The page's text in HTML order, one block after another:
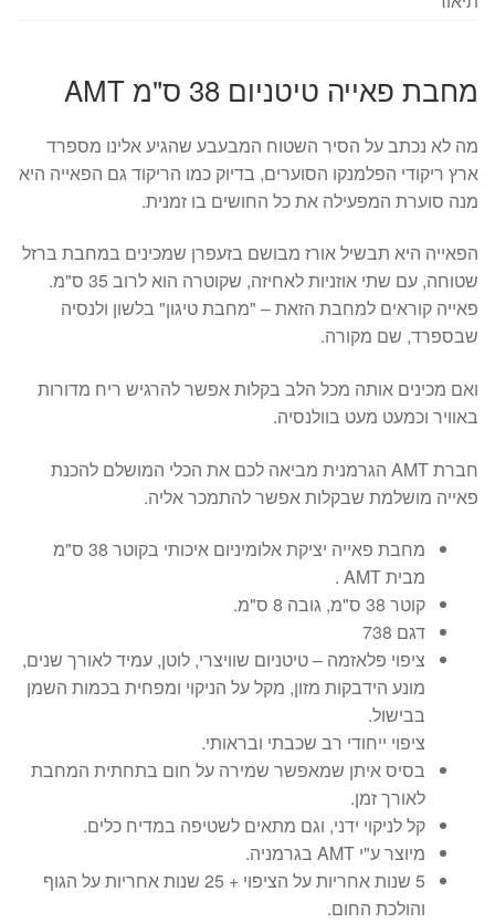
מחבת פאייה טיטניום 38 ס"מ AMT
מה לא נכתב על הסיר השטוח המבעבע שהגיע אלינו מספרד
ארץ ריקודי הפלמנקו הסוערים, בדיוק כמו הריקוד גם הפאייה היא
מנה סוערת המפעילה את כל החושים בו זמנית.
הפאייה היא תבשיל אורז מבושם בזעפרן שמכינים במחבת ברזל
שטוחה, עם שתי אוזניות לאחיזה, שקוטרה הוא לרוב 35 ס"מ.
פאייה קוראים למחבת הזאת – "מחבת טיגון" בלשון ולנסיה
שבספרד, שם מקורה.
ואם מכינים אותה מכל הלב בקלות אפשר להרגיש ריח מדורות
באוויר וכמעט מעט בוולנסיה.
חברת AMT הגרמנית מביאה לכם את הכלי המושלם להכנת
פאייה מושלמת שבקלות אפשר להתמכר אליה.
מחבת פאייה יציקת אלומיניום איכותי בקוטר 38 ס"מ
מבית AMT .
קוטר 38 ס"מ, גובה 8 ס"מ.
דגם 738
ציפוי פלאזמה – טיטניום שוויצרי, לוטן, עמיד לאורך שנים,
מונע הידבקות מזון, מקל על הניקוי ומפחית בכמות השמן
בבישול.
ציפוי ייחודי רב שכבתי ובראותי.
בסיס איתן שמאפשר שמירה על חום בתחתית המחבת
לאורך זמן.
קל לניקוי ידני, וגם מתאים לשטיפה במדיח כלים.
מיוצר ע"י AMT בגרמניה.
5 שנות אחריות על הציפוי + 25 שנות אחריות על הגוף
והולכת החום.